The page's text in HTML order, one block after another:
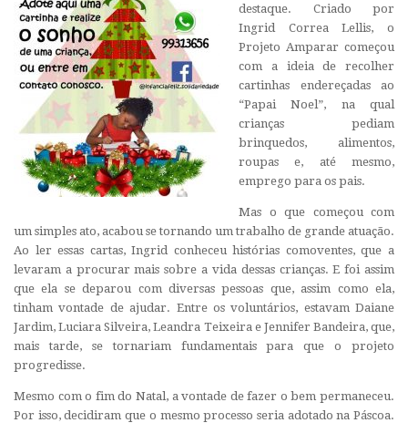
destaque. Criado por
Ingrid Correa Lellis, o
Projeto Amparar começou
com a ideia de recolher
cartinhas endereçadas ao
“Papai Noel”, na qual
crianças pediam
brinquedos, alimentos,
roupas e, até mesmo,
emprego para os pais.
Mas o que começou com
um simples ato, acabou se tornando um trabalho de grande atuação.
Ao ler essas cartas, Ingrid conheceu histórias comoventes, que a
levaram a procurar mais sobre a vida dessas crianças. E foi assim
que ela se deparou com diversas pessoas que, assim como ela,
tinham vontade de ajudar. Entre os voluntários, estavam Daiane
Jardim, Luciara Silveira, Leandra Teixeira e Jennifer Bandeira, que,
mais tarde, se tornariam fundamentais para que o projeto
progredisse.
Mesmo com o fim do Natal, a vontade de fazer o bem permaneceu.
Por isso, decidiram que o mesmo processo seria adotado na Páscoa.